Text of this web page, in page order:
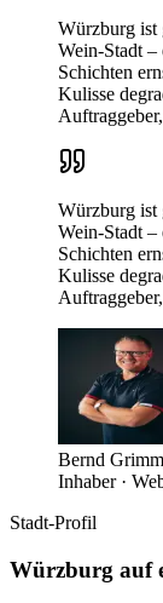
Würzburg ist
Wein-Stadt –
Schichten
Kulisse
Würzburg ist
Wein-Stadt –
Schichten
Kulisse
Bernd Grimm
Inhaber ·
Stadt-Profil
Würzburg auf